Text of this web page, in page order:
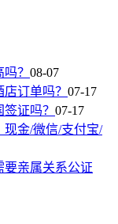
？ 08-07
订单吗？ 07-17
证吗？ 07-17
金/微信/支付宝/
要亲属关系公证